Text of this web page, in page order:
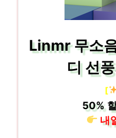
Linmr 무소
디 선
[
50%
내